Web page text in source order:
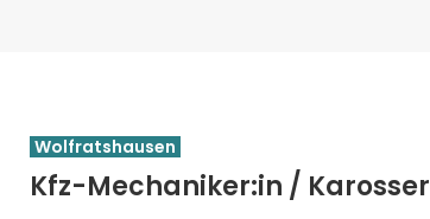
Kfz-Mechaniker:in /
Wolfratshausen